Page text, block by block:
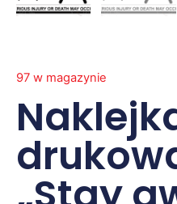
97 w magazynie